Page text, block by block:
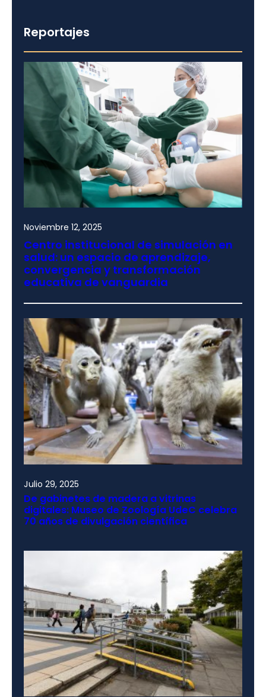
Reportajes
Noviembre 12, 2025
Centro institucional de simulación en
salud: un espacio de aprendizaje,
convergencia y transformación
educativa de vanguardia
Julio 29, 2025
De gabinetes de madera a vitrinas
digitales: Museo de Zoología UdeC celebra
70 años de divulgación científica